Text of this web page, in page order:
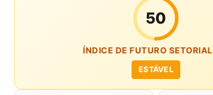
50
ÍNDICE DE FUTURO SETORIAL
ESTÁVEL